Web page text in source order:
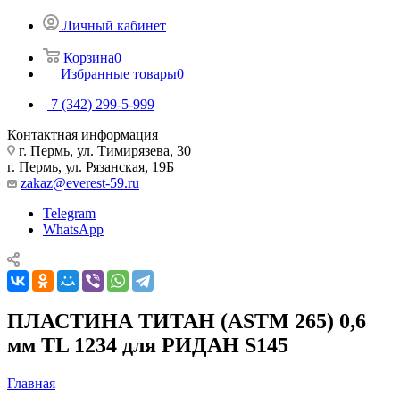
Личный кабинет
Корзина0
Избранные товары0
7 (342) 299-5-999
Контактная информация
г. Пермь, ул. Тимирязева, 30
г. Пермь, ул. Рязанская, 19Б
zakaz@everest-59.ru
Telegram
WhatsApp
ПЛАСТИНА ТИТАН (ASTM 265) 0,6
мм TL 1234 для РИДАН S145
Главная